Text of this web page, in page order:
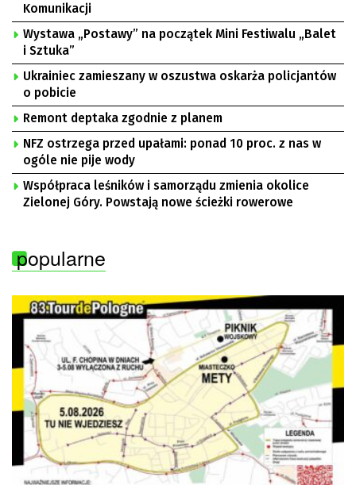
Komunikacji
Wystawa „Postawy” na początek Mini Festiwalu „Balet
i Sztuka”
Ukrainiec zamieszany w oszustwa oskarża policjantów
o pobicie
Remont deptaka zgodnie z planem
NFZ ostrzega przed upałami: ponad 10 proc. z nas w
ogóle nie pije wody
Współpraca leśników i samorządu zmienia okolice
Zielonej Góry. Powstają nowe ścieżki rowerowe
popularne